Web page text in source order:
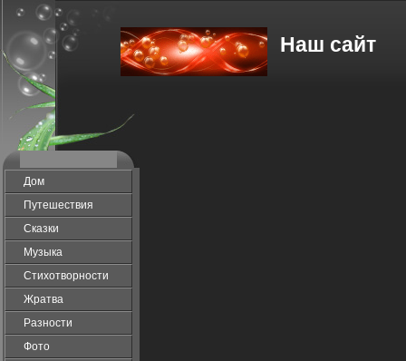
Наш сайт
Дом
Путешествия
Сказки
Музыка
Стихотворности
Жратва
Разности
Фото